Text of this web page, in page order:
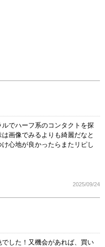
でハーフ系のコンタクトを探
画像でみるよりも綺麗だなと
心地が良かったらまたリピし
2025/09/24
した！又機会があれば、買い